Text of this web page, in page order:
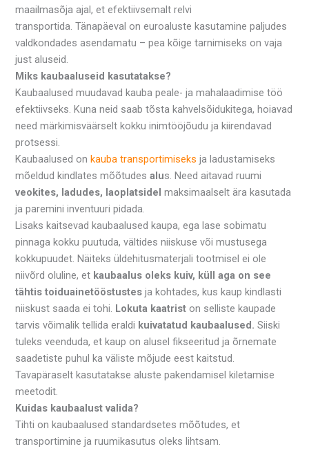
maailmasõja ajal, et efektiivsemalt relvi
transportida. Tänapäeval on euroaluste kasutamine paljudes
valdkondades asendamatu – pea kõige tarnimiseks on vaja
just aluseid.
Miks kaubaaluseid kasutatakse?
Kaubaalused muudavad kauba peale- ja mahalaadimise töö
efektiivseks. Kuna neid saab tõsta kahvelsõidukitega, hoiavad
need märkimisväärselt kokku inimtööjõudu ja kiirendavad
protsessi.
Kaubaalused onkauba transportimiseks ja ladustamiseks
mõeldud kindlates mõõtudes alus. Need aitavad ruumi
veokites, ladudes, laoplatsidel maksimaalselt ära kasutada
ja paremini inventuuri pidada.
Lisaks kaitsevad kaubaalused kaupa, ega lase sobimatu
pinnaga kokku puutuda, vältides niiskuse või mustusega
kokkupuudet. Näiteks üldehitusmaterjali tootmisel ei ole
niivõrd oluline, et kaubaalus oleks kuiv, küll aga on see
tähtis toiduainetööstustesja kohtades, kus kaup kindlasti
niiskust saada ei tohi. Lokuta kaatrist on selliste kaupade
tarvis võimalik tellida eraldi kuivatatud kaubaalused. Siiski
tuleks veenduda, et kaup on alusel fikseeritud ja õrnemate
saadetiste puhul ka väliste mõjude eest kaitstud.
Tavapäraselt kasutatakse aluste pakendamisel kiletamise
meetodit.
Kuidas kaubaalust valida?
Tihti on kaubaalused standardsetes mõõtudes, et
transportimine ja ruumikasutus oleks lihtsam.